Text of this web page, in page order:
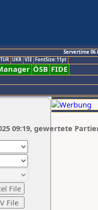
Servertime
TUR UKR VIE FontSize:11pt
ÖSB FIDE
09:19, gewertete